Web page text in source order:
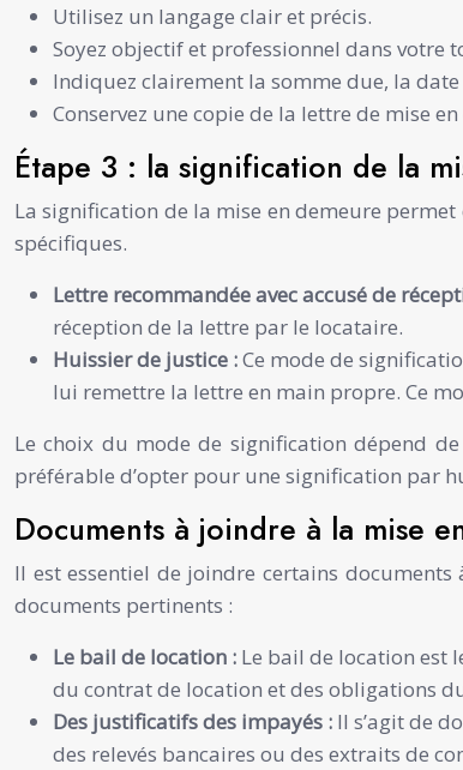
Utilisez un langage clair et précis.
Soyez objectif et professionnel dans votre
Indiquez clairement la somme due, la
Conservez une copie de la lettre de mise
Étape 3 : la signification de la
La signification de la mise en demeure
spécifiques.
Lettre recommandée avec accusé de
réception de la lettre par le locataire.
Huissier de justice :Ce mode de
lui remettre la lettre en main propre. Ce
Le choix du mode de signification dépend
préférable d’opter pour une signification par
Documents à joindre à la mise
Il est essentiel de joindre certains
documents pertinents :
Le bail de location : Le bail de location est
du contrat de location et des obligations
Des justificatifs des impayés : Il s’agit de
des relevés bancaires ou des extraits de